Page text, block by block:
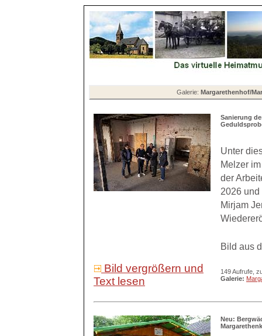
Galerie: Margarethenhof/
Sanierung
Unter
Melzer
der
2026
Mirjam
Bild aus
Bild vergrößern und
Text lesen
149 Aufrufe,
Galerie:
Neu: